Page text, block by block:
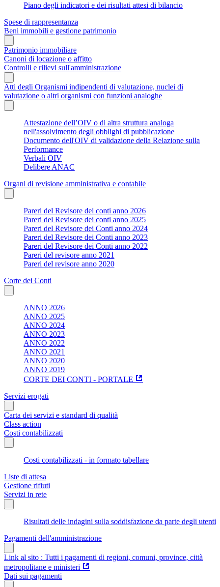
Piano degli indicatori e dei risultati attesi di bilancio
Spese di rappresentanza
Beni immobili e gestione patrimonio
Patrimonio immobiliare
Canoni di locazione o affitto
Controlli e rilievi sull'amministrazione
Atti degli Organismi indipendenti di valutazione, nuclei di
valutazione o altri organismi con funzioni analoghe
Attestazione dell’OIV o di altra struttura analoga
nell'assolvimento degli obblighi di pubblicazione
Documento dell'OIV di validazione della Relazione sulla
Performance
Verbali OIV
Delibere ANAC
Organi di revisione amministrativa e contabile
Pareri del Revisore dei conti anno 2026
Pareri del Revisore dei conti anno 2025
Pareri del Revisore dei Conti anno 2024
Pareri del Revisore dei Conti anno 2023
Pareri del Revisore dei Conti anno 2022
Pareri del revisore anno 2021
Pareri del revisore anno 2020
Corte dei Conti
ANNO 2026
ANNO 2025
ANNO 2024
ANNO 2023
ANNO 2022
ANNO 2021
ANNO 2020
ANNO 2019
CORTE DEI CONTI - PORTALE
Servizi erogati
Carta dei servizi e standard di qualità
Class action
Costi contabilizzati
Costi contabilizzati - in formato tabellare
Liste di attesa
Gestione rifiuti
Servizi in rete
Risultati delle indagini sulla soddisfazione da parte degli utenti
Pagamenti dell'amministrazione
Link al sito : Tutti i pagamenti di regioni, comuni, province, città
metropolitane e ministeri
Dati sui pagamenti